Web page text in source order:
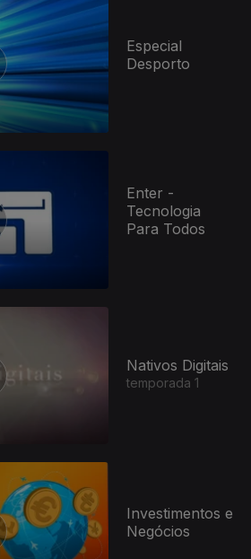
Especial
Desporto
Enter -
Tecnologia
Para Todos
Nativos Digitais
temporada 1
Investimentos e
Negócios